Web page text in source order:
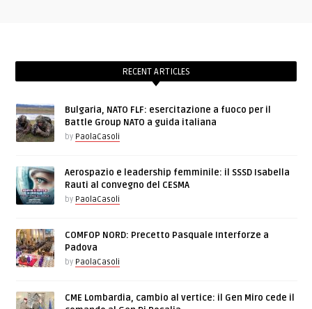
RECENT ARTICLES
Bulgaria, NATO FLF: esercitazione a fuoco per il
Battle Group NATO a guida italiana
by PaolaCasoli
Aerospazio e leadership femminile: il SSSD Isabella
Rauti al convegno del CESMA
by PaolaCasoli
COMFOP NORD: Precetto Pasquale Interforze a
Padova
by PaolaCasoli
CME Lombardia, cambio al vertice: il Gen Miro cede il